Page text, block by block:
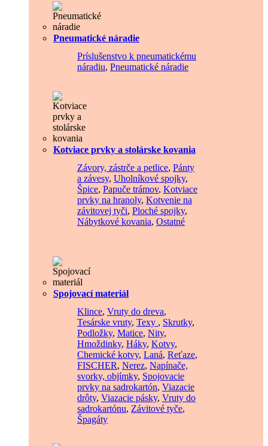
Pneumatické náradie
Príslušenstvo k pneumatickému
náradiu, Pneumatické náradie
Kotviace prvky a stolárske kovania
Závory, zástrče a petlice, Pánty
a závesy, Uholníkové spojky,
Špice, Papuče trámov, Kotviace
prvky na hranoly, Kotvenie na
závitovej tyči, Ploché spojky,
Nábytkové kovania, Ostatné
Spojovací materiál
Klince, Vruty do dreva,
Tesárske vruty, Texy , Skrutky,
Podložky, Matice, Nity,
Hmoždinky, Háky, Kotvy,
Chemické kotvy, Laná, Reťaze,
FISCHER, Nerez, Napínače,
svorky, objímky, Spojovacie
prvky na sadrokartón, Viazacie
drôty, Viazacie pásky, Vruty do
sadrokartónu, Závitové tyče,
Špagáty